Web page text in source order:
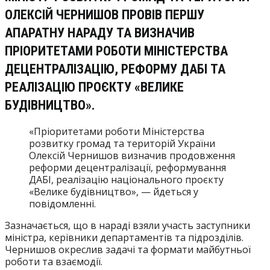
ОЛЕКСІЙ ЧЕРНИШОВ ПРОВІВ ПЕРШУ
АПАРАТНУ НАРАДУ ТА ВИЗНАЧИВ
ПРІОРИТЕТАМИ РОБОТИ МІНІСТЕРСТВА
ДЕЦЕНТРАЛІЗАЦІЮ, РЕФОРМУ ДАБІ ТА
РЕАЛІЗАЦІЮ ПРОЄКТУ «ВЕЛИКЕ
БУДІВНИЦТВО».
«Пріоритетами роботи Міністерства
розвитку громад та територій України
Олексій Чернишов визначив продовження
реформи децентралізації, реформування
ДАБІ, реалізацію національного проєкту
«Велике будівництво», — йдеться у
повідомленні.
Зазначається, що в нараді взяли участь заступники
міністра, керівники департаментів та підрозділів.
Чернишов окреслив задачі та формати майбутньої
роботи та взаємодії.